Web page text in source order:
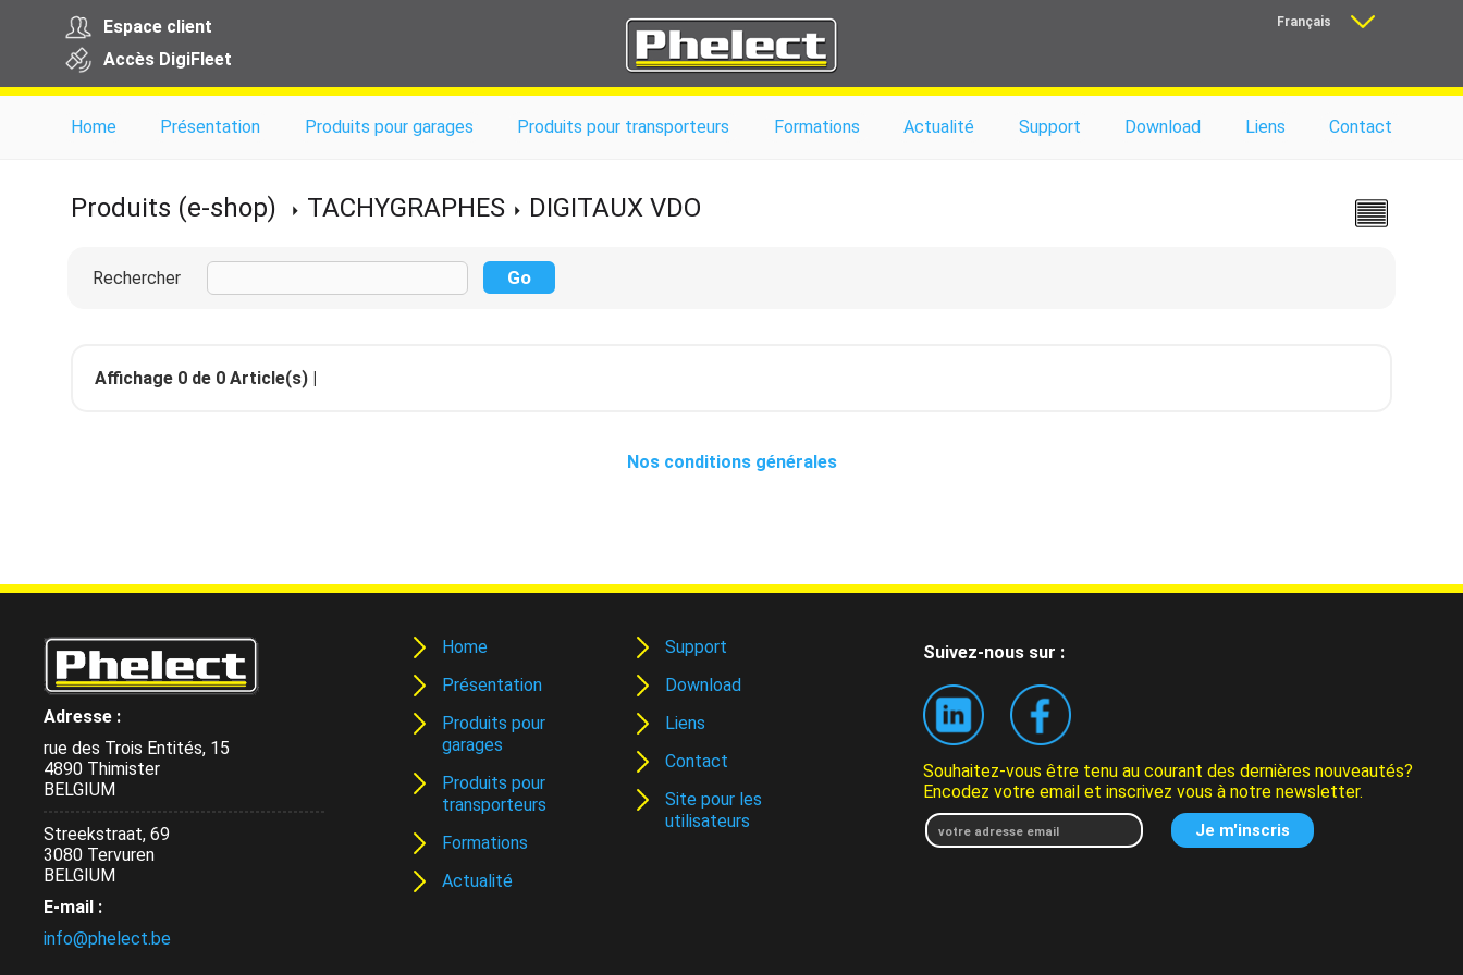
Espace client
Accès DigiFleet
Français
Home Présentation Produits pour garages Produits pour transporteurs Formations Actualité Support Download Liens Contact
Produits (e-shop) TACHYGRAPHES DIGITAUX VDO
Rechercher
Affichage 0 de 0 Article(s) |
Nos conditions générales
Adresse :
rue des Trois Entités, 15
4890 Thimister
BELGIUM
Streekstraat, 69
3080 Tervuren
BELGIUM
E-mail :
info@phelect.be
Home
Présentation
Produits pour
garages
Produits pour
transporteurs
Formations
Actualité
Support
Download
Liens
Contact
Site pour les
utilisateurs
Suivez-nous sur :
Souhaitez-vous être tenu au courant des dernières nouveautés?
Encodez votre email et inscrivez vous à notre newsletter.